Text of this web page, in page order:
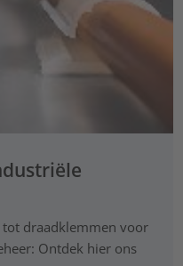
draadklemmen voor
Ontdek hier ons